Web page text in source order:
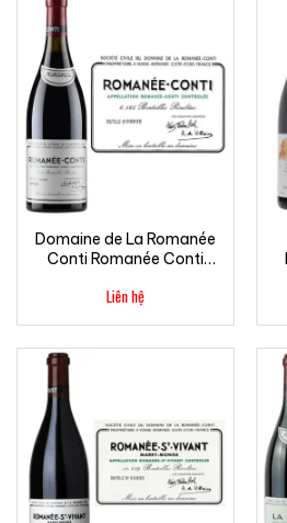
Domaine de La Romanée
Conti Romanée Conti
Liên hệ